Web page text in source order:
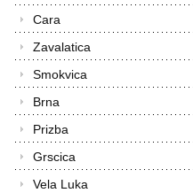
Cara
Zavalatica
Smokvica
Brna
Prizba
Grscica
Vela Luka